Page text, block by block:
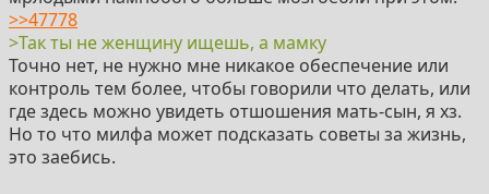
>>47778
>Так ты не женщину ищешь, а мамку
Точно нет, не нужно мне никакое обеспечение или
контроль тем более, чтобы говорили что делать, или
где здесь можно увидеть отшошения мать-сын, я хз.
Но то что милфа может подсказать советы за жизнь,
это заебись.